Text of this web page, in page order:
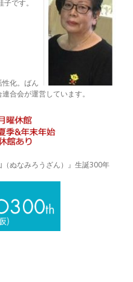
です。
化。ばん
合会が運営しています。
ぬなみろうざん）』生誕300年